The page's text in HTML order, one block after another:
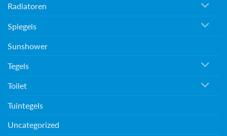
Radiatoren
Spiegels
Sunshower
Tegels
Toilet
Tuintegels
Uncategorized